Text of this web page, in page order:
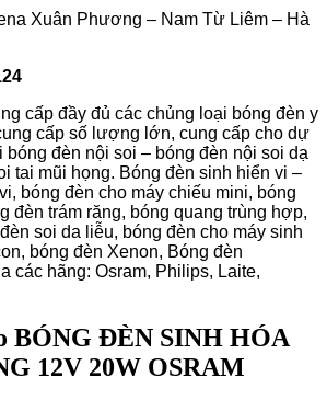
Xuân Phương – Nam Từ Liêm – Hà
cấp đầy đủ các chủng loại bóng đèn y
cấp số lượng lớn, cung cấp cho dự
bóng đèn nội soi – bóng đèn nội soi dạ
tai mũi họng. Bóng đèn sinh hiển vi –
bóng đèn cho máy chiếu mini, bóng
đèn trám răng, bóng quang trùng hợp,
soi da liễu, bóng đèn cho máy sinh
bóng đèn Xenon, Bóng đèn
các hãng: Osram, Philips, Laite,
BÓNG ĐÈN SINH HÓA
12V 20W OSRAM